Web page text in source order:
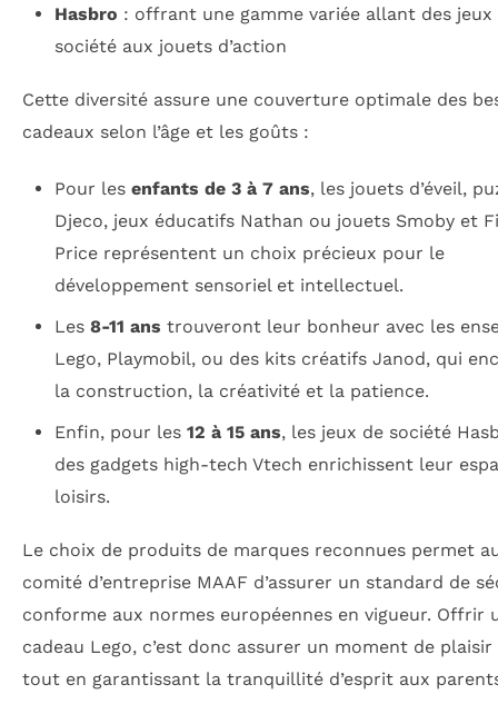
Hasbro : offrant une gamme variée allant des jeux
société aux jouets d’action
Cette diversité assure une couverture optimale des
cadeaux selon l’âge et les goûts :
Pour les enfants de 3 à 7 ans, les jouets d’éveil,
Djeco, jeux éducatifs Nathan ou jouets Smoby et
Price représentent un choix précieux pour le
développement sensoriel et intellectuel.
Les 8-11 ans trouveront leur bonheur avec les
Lego, Playmobil, ou des kits créatifs Janod, qui
la construction, la créativité et la patience.
Enfin, pour les 12 à 15 ans, les jeux de société
des gadgets high-tech Vtech enrichissent leur
loisirs.
Le choix de produits de marques reconnues permet
comité d’entreprise MAAF d’assurer un standard de
conforme aux normes européennes en vigueur. Offrir
cadeau Lego, c’est donc assurer un moment de
tout en garantissant la tranquillité d’esprit aux